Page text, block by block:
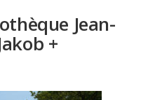
Jean-
+